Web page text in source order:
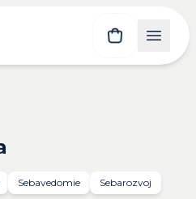
Sebavedomie Sebarozvoj